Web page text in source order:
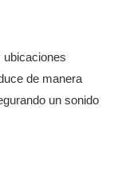
ubicaciones
de manera
un sonido